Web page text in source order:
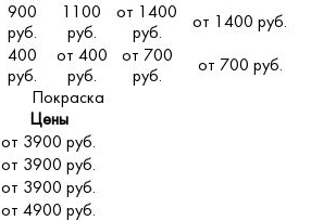
900
руб.
1100
руб.
от 1400
руб.
от 1400 руб.
400
руб.
от 400
руб.
от 700
руб.
от 700 руб.
Покраска
Цены
от 3900 руб.
от 3900 руб.
от 3900 руб.
от 4900 руб.